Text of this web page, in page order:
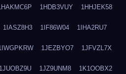
1HDB3VUY 1HHJEK58
1IASZ8H3 1IF86W04 1IHA2RU7
1JEZBYO7 1JFVZL7X
1JUOBZ9U 1JZ9UNM8 1K1OOBX2